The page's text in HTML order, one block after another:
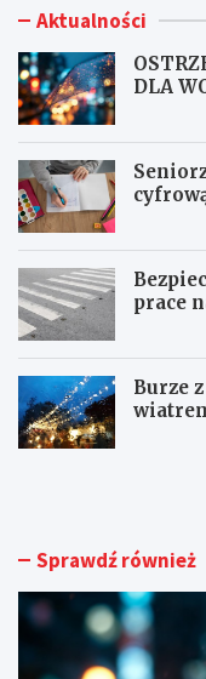
Aktualności
DLA
prace
Burze
O
E
E
N
S
r
y
Sprawdź również